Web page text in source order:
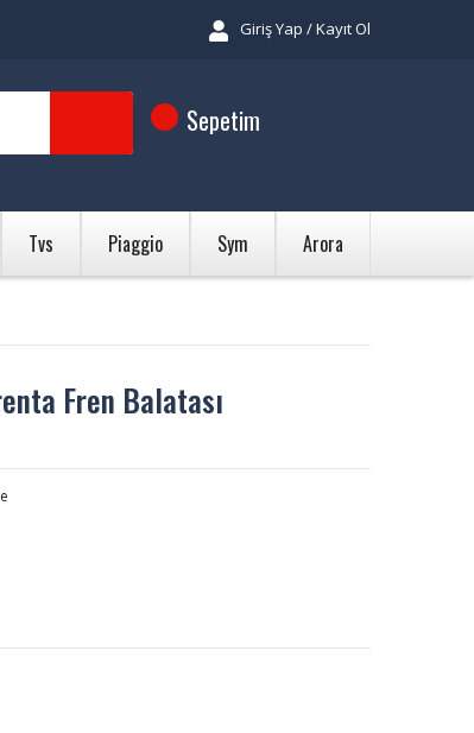
Giriş Yap / Kayıt Ol
Sepetim
Tvs Piaggio Sym Arora
Fren Balatası